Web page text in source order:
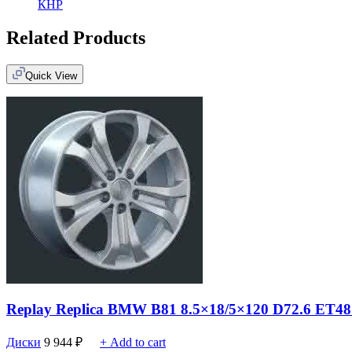
КНР
Related Products
Quick View
Replay Replica BMW B81 8.5×18/5×120 D72.6
Диски 9 944 ₽ + Add to cart